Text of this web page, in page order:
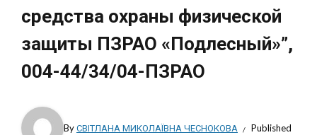
средства охраны физической
защиты ПЗРАО «Подлесный»”,
004-44/34/04-ПЗРАО
ByСВІТЛАНА МИКОЛАЇВНА ЧЕСНОКОВА
Published